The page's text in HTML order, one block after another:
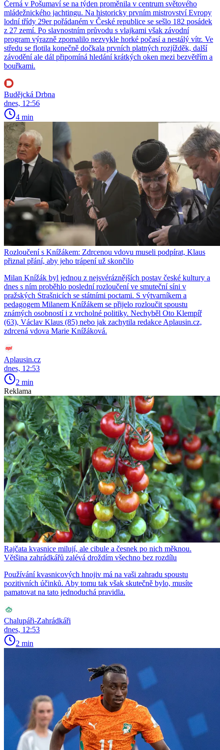
Černá v Pošumaví se na týden proměnila v centrum světového
mládežnického jachtingu. Na historicky prvním mistrovství Evropy
lodní třídy 29er pořádaném v České republice se sešlo 182 posádek
z 27 zemí. Po slavnostním průvodu s vlajkami však závodní
program výrazně zpomalilo nezvykle horké počasí a nestálý vítr. Ve
středu se flotila konečně dočkala prvních platných rozjížděk, další
závodění ale dál připomíná hledání krátkých oken mezi bezvětřím a
bouřkami.
Budějcká Drbna
dnes, 12:56
4 min
Rozloučení s Knížákem: Zdrcenou vdovu museli podpírat, Klaus
přiznal přání, aby jeho trápení už skončilo
Milan Knížák byl jednou z nejsvéráznějších postav české kultury a
dnes s ním proběhlo poslední rozloučení ve smuteční síni v
pražských Strašnicích se státními poctami. S výtvarníkem a
pedagogem Milanem Knížákem se přijelo rozloučit spoustu
známých osobností i z vrcholné politiky. Nechyběl Oto Klempíř
(63), Václav Klaus (85) nebo jak zachytila redakce Aplausin.cz,
zdrcená vdova Marie Knížáková.
Aplausin.cz
dnes, 12:53
2 min
Reklama
Rajčata kvasnice milují, ale cibule a česnek po nich měknou.
Většina zahrádkářů zalévá droždím všechno bez rozdílu
Používání kvasnicových hnojiv má na vaši zahradu spoustu
pozitivních účinků. Aby tomu tak však skutečně bylo, musíte
pamatovat na tato jednoduchá pravidla.
Chalupáři-Zahrádkáři
dnes, 12:53
2 min